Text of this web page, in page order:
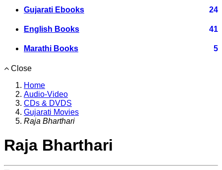
Gujarati Ebooks 24
English Books 41
Marathi Books 5
Close
Home
Audio-Video
CDs & DVDS
Gujarati Movies
Raja Bharthari
Raja Bharthari